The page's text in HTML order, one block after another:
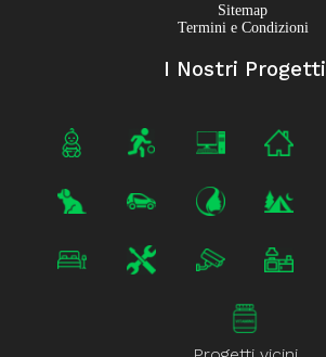
Sitemap
Termini e Condizioni
I Nostri Progetti